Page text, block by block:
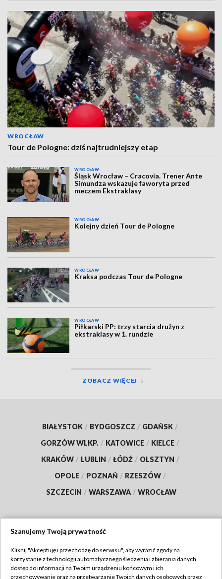
WROCŁAW
Tour de Pologne: dziś najtrudniejszy etap
WROCŁAW
Śląsk Wrocław – Cracovia. Trener Ante
Simundza wskazuje faworyta przed
meczem Ekstraklasy
WROCŁAW
Kolejny dzień Tour de Pologne
WROCŁAW
Kraksa podczas Tour de Pologne
WROCŁAW
Piłkarski PP: trzy starcia drużyn z
ekstraklasy w 1. rundzie
ZOBACZ WIĘCEJ
BIAŁYSTOK / BYDGOSZCZ / GDAŃSK /
GORZÓW WLKP. / KATOWICE / KIELCE /
KRAKÓW / LUBLIN / ŁÓDŹ / OLSZTYN /
OPOLE / POZNAŃ / RZESZÓW /
SZCZECIN / WARSZAWA / WROCŁAW
TVP
Szanujemy Twoją prywatność
Kliknij "Akceptuję i przechodzę do serwisu", aby wyrazić zgody na
korzystanie z technologii automatycznego śledzenia i zbierania danych,
dostęp do informacji na Twoim urządzeniu końcowym i ich
przechowywanie oraz na przetwarzanie Twoich danych osobowych przez